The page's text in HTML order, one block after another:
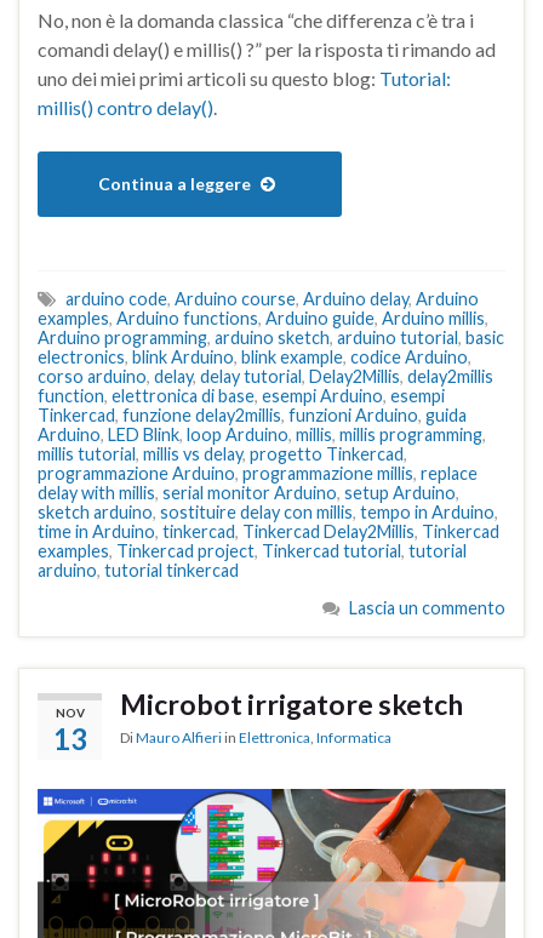
No, non è la domanda classica “che differenza c’è tra i
comandi delay() e millis() ?” per la risposta ti rimando ad
uno dei miei primi articoli su questo blog: Tutorial:
millis() contro delay()
Continua a leggere
arduino code, Arduino course, Arduino delay, Arduino
examples, Arduino functions, Arduino guide, Arduino millis,
Arduino programming, arduino sketch, arduino tutorial, basic
electronics, blink Arduino, blink example, codice Arduino,
corso arduino, delay, delay tutorial, Delay2Millis, delay2millis
function, elettronica di base, esempi Arduino, esempi
Tinkercad, funzione delay2millis, funzioni Arduino, guida
Arduino, LED Blink, loop Arduino, millis, millis programming,
millis tutorial, millis vs delay, progetto Tinkercad,
programmazione Arduino, programmazione millis, replace
delay with millis, serial monitor Arduino, setup Arduino,
sketch arduino, sostituire delay con millis, tempo in Arduino,
time in Arduino, tinkercad, Tinkercad Delay2Millis, Tinkercad
examples, Tinkercad project, Tinkercad tutorial, tutorial
arduino, tutorial tinkercad
Lascia un commento
NOV
13
Microbot irrigatore sketch
DiMauro Alfieri in Elettronica Informatica